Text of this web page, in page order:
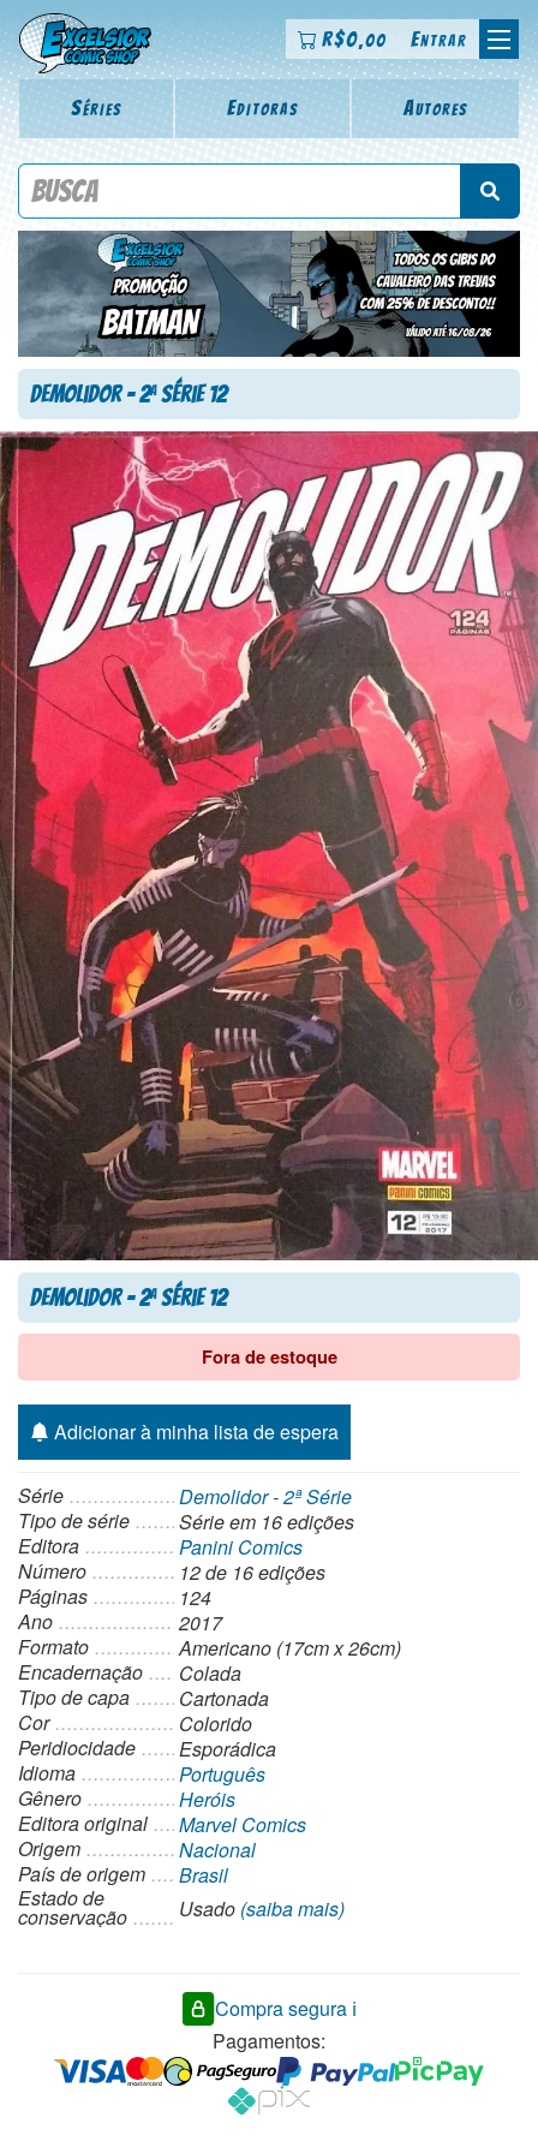
R$0,00 Entrar
Séries Editoras Autores
Procure por título da revista, personagem, série, escritor,
Demolidor – 2aSérie 12
Demolidor – 2aSérie 12
Fora de estoque
Adicionar à minha lista de espera
Série
Demolidor - 2ª Série
Tipo de série
Sérieem 16 edições
Editora
Panini Comics
Número
12 de 16 edições
Páginas
124
Ano
2017
Formato
Americano (17cm x 26cm)
Encadernação
Colada
Tipo de capa
Cartonada
Cor
Colorido
Peridiocidade
Esporádica
Idioma
Português
Gênero
Heróis
Editora original
Marvel Comics
Origem
Nacional
País de origem
Brasil
Estado de
conservação Usado (saiba mais)
Compra segura ℹ️
Pagamentos: